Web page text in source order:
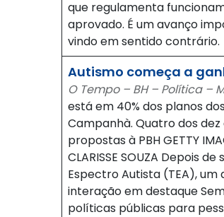
que regulamenta
aprovado. É um avanço
vindo em sentido contrário.
Autismo começa a
O Tempo – BH – Política –
está em 40% dos planos
Campanhà. Quatro dos
propostas à PBH GETTY
CLARISSE SOUZA Depois
Espectro Autista (TEA),
interação em destaque
políticas públicas para